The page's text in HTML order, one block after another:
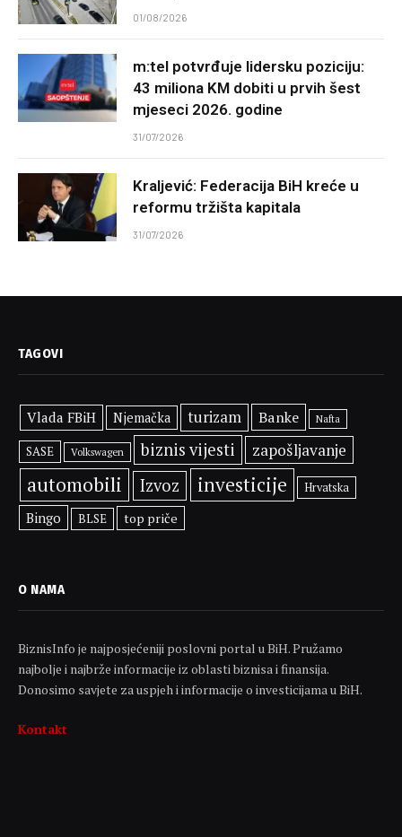
01/08/2026
m:tel potvrđuje lidersku poziciju:
43 miliona KM dobiti u prvih šest
mjeseci 2026. godine
31/07/2026
Kraljević: Federacija BiH kreće u
reformu tržišta kapitala
31/07/2026
TAGOVI
Vlada FBiH Njemačka turizam Banke Nafta
SASE Volkswagen biznis vijesti zapošljavanje
automobili Izvoz investicije Hrvatska
Bingo BLSE top priče
O NAMA
BiznisInfo je najposjećeniji poslovni portal u BiH. Pružamo
najbolje i najbrže informacije iz oblasti biznisa i finansija.
Donosimo savjete za uspjeh i informacije o investicijama u BiH.
Kontakt